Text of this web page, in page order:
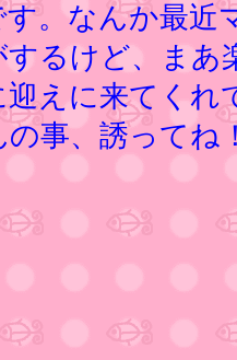
す。なんか最近
するけど、まあ
迎えに来てくれ
の事、誘ってね